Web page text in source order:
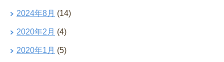
2024年8月 (14)
2020年2月 (4)
2020年1月 (5)